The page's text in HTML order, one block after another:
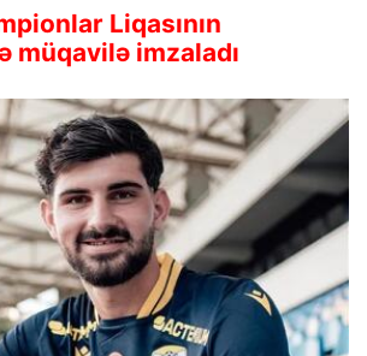
Liqasının
müqavilə imzaladı